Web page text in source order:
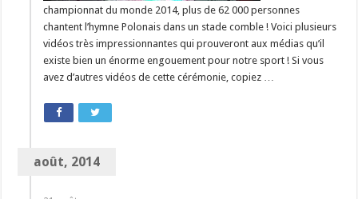
championnat du monde 2014, plus de 62 000 personnes
chantent l’hymne Polonais dans un stade comble ! Voici plusieurs
vidéos très impressionnantes qui prouveront aux médias qu’il
existe bien un énorme engouement pour notre sport ! Si vous
avez d’autres vidéos de cette cérémonie, copiez …
août, 2014